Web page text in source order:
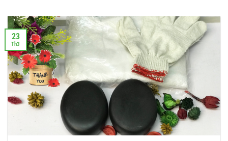
23
Th3